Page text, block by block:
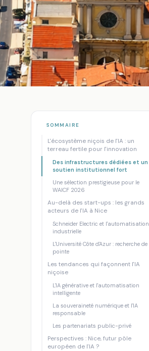
SOMMAIRE
L'écosystème niçois de l'IA : un
terreau fertile pour l'innovation
Des infrastructures dédiées et un
soutien institutionnel fort
Une sélection prestigieuse pour le
WAICF 2026
Au-delà des start-ups : les grands
acteurs de l'IA à Nice
Schneider Electric et l'automatisation
industrielle
L'Université Côte d'Azur : recherche de
pointe
Les tendances qui façonnent l'IA
niçoise
L'IA générative et l'automatisation
intelligente
La souveraineté numérique et l'IA
responsable
Les partenariats public-privé
Perspectives : Nice, futur pôle
européen de l'IA ?